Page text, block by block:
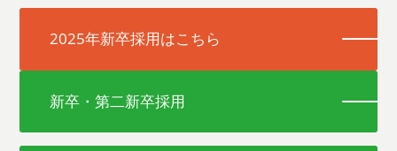
2025年新卒採用はこちら
新卒・第二新卒採用